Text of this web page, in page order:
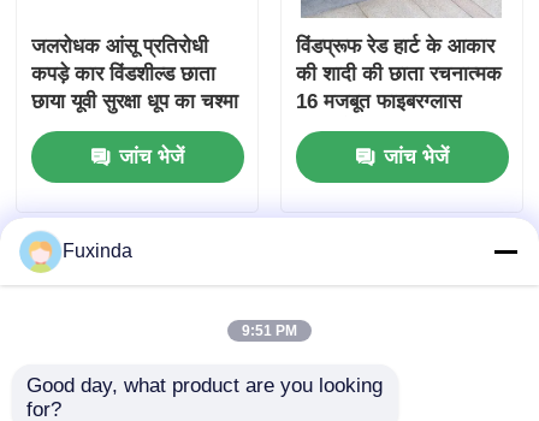
जलरोधक आंसू प्रतिरोधी
कपड़े कार विंडशील्ड छाता
छाया यूवी सुरक्षा धूप का चश्मा
जांच भेजें
विंडप्रूफ रेड हार्ट के आकार
की शादी की छाता रचनात्मक
16 मजबूत फाइबरग्लास
पसलियों के साथ
जांच भेजें
Fuxinda
9:51 PM
Good day, what product are you looking
for?